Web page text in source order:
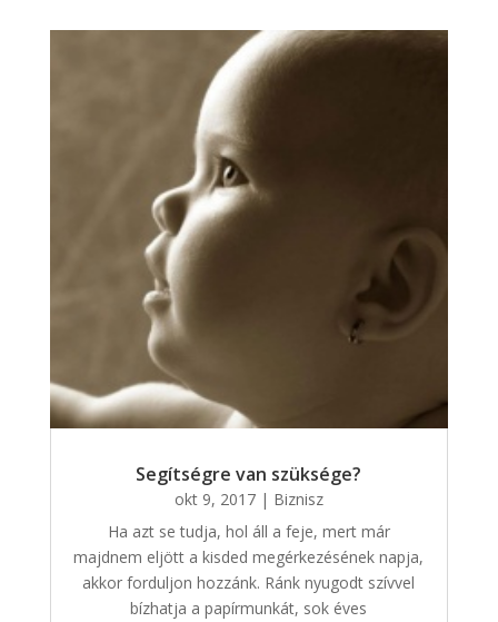
Segítségre van szüksége?
okt 9, 2017| Biznisz
Ha azt se tudja, hol áll a feje, mert már
majdnem eljött a kisded megérkezésének napja,
akkor forduljon hozzánk. Ránk nyugodt szívvel
bízhatja a papírmunkát, sok éves